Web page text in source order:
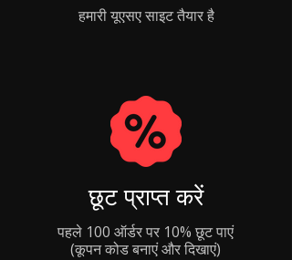
हमारी यूएसए साइट तैयार है
छूट प्राप्त करें
पहले 100 ऑर्डर पर 10% छूट पाएं
(कूपन कोड बनाएं और दिखाएं)